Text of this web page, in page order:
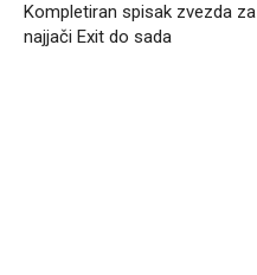
Kompletiran spisak zvezda za
najjači Exit do sada